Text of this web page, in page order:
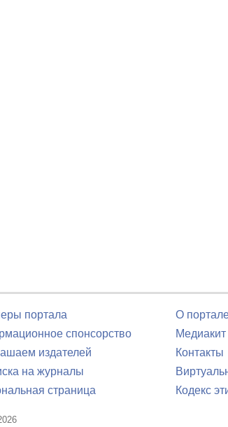
портала
спонсорство
издателей
на журналы
страница
О
Медиакит
Контакты
Кодекс